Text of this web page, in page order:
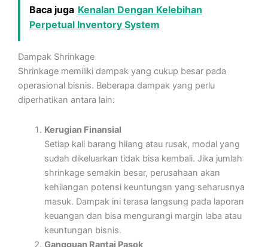
Baca juga Kenalan Dengan Kelebihan
Perpetual Inventory System
Dampak Shrinkage
Shrinkage memiliki dampak yang cukup besar pada
operasional bisnis. Beberapa dampak yang perlu
diperhatikan antara lain:
Kerugian Finansial
Setiap kali barang hilang atau rusak, modal yang
sudah dikeluarkan tidak bisa kembali. Jika jumlah
shrinkage semakin besar, perusahaan akan
kehilangan potensi keuntungan yang seharusnya
masuk. Dampak ini terasa langsung pada laporan
keuangan dan bisa mengurangi margin laba atau
keuntungan bisnis.
Gangguan Rantai Pasok